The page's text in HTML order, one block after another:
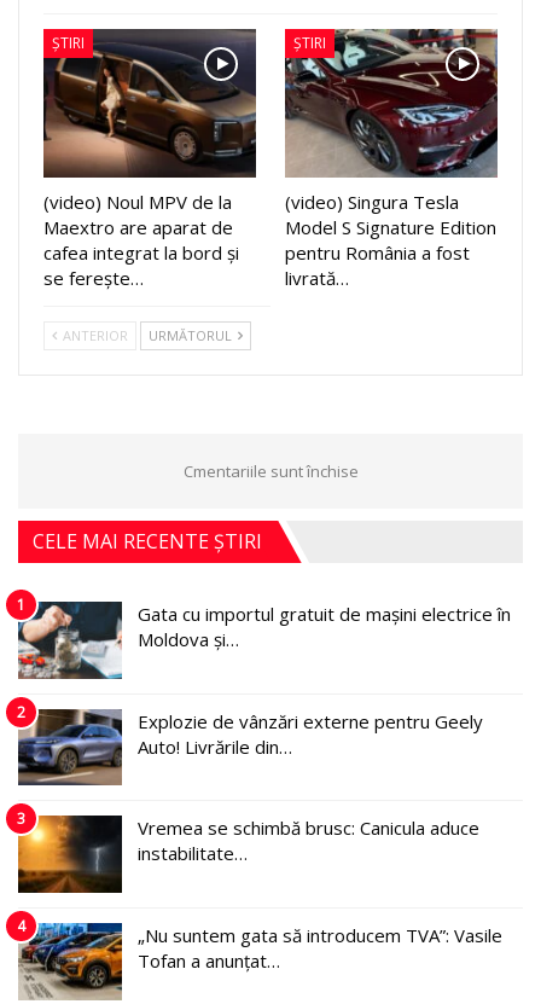
ȘTIRI
(video) Noul MPV de la
Maextro are aparat de
cafea integrat la bord și
se ferește…
ȘTIRI
(video) Singura Tesla
Model S Signature Edition
pentru România a fost
livrată…
ANTERIOR URMĂTORUL
Cmentariile sunt închise
CELE MAI RECENTE ȘTIRI
1
Gata cu importul gratuit de mașini electrice în
Moldova și…
2
Explozie de vânzări externe pentru Geely
Auto! Livrările din…
3
Vremea se schimbă brusc: Canicula aduce
instabilitate…
4
„Nu suntem gata să introducem TVA”: Vasile
Tofan a anunțat…